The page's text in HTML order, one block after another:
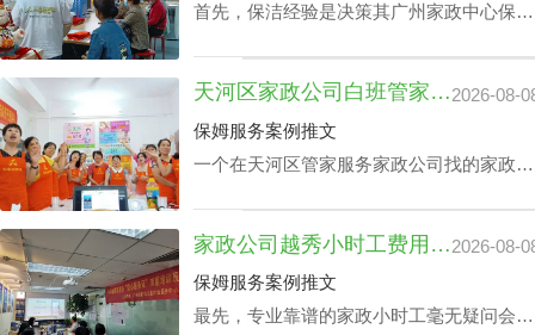
首先，保洁经验是决策其广州家政中心保洁
育等，保洁个人独特性增加，其广州家政中
心保洁24小时价格表也会增加。
天河区家政公司白班管家价格：公司声誉引导的收费标准2026-08-
保姆服务案例推文
一个在天河区管家服务家政公司找的家政管
扫卧室、洗衣、洗碗、熨衣等日常事务，还
可以照护老人及带孩子放学，让工作热情高
的人更专心致力工作，那天河区家政公司白
家政公司越秀小时工费用：业务专业技能真的影响吗？2026-08-
保姆服务案例推文
最先，专业靠谱的家政小时工毫无疑问会比